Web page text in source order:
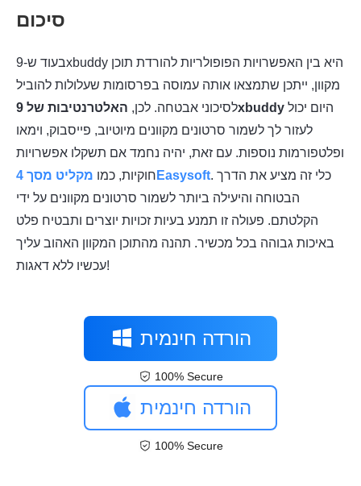
סיכום
בעוד ש-9xbuddy היא בין האפשרויות הפופולריות להורדת תוכן
מקוון, ייתכן שתמצאו אותה עמוסה בפרסומות שעלולות להוביל
לסיכוני אבטחה. לכן,האלטרנטיבות של 9xbuddy
לעזור לך לשמור סרטונים מקוונים מיוטיוב, פייסבוק, וימאו
ופלטפורמות נוספות. עם זאת, יהיה נחמד אם תשקלו אפשרויות
חוקיות, כמו מקליט מסך 4Easysoft. כלי זה מציע את הדרך
הבטוחה והיעילה ביותר לשמור סרטונים מקוונים על ידי
הקלטתם. פעולה זו תמנע בעיות זכויות יוצרים ותבטיח פלט
באיכות גבוהה בכל מכשיר. תהנה מהתוכן המקוון האהוב עליך
עכשיו ללא דאגות!
הורדה חינמית
100% Secure
הורדה חינמית
100% Secure